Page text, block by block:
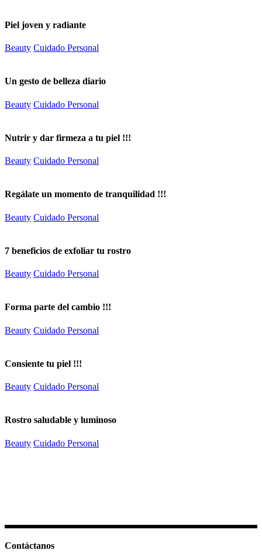
Piel joven y radiante
Beauty Cuidado Personal
Un gesto de belleza diario
Beauty Cuidado Personal
Nutrir y dar firmeza a tu piel !!!
Beauty Cuidado Personal
Regálate un momento de tranquilidad !!!
Beauty Cuidado Personal
7 beneficios de exfoliar tu rostro
Beauty Cuidado Personal
Forma parte del cambio !!!
Beauty Cuidado Personal
Consiente tu piel !!!
Beauty Cuidado Personal
Rostro saludable y luminoso
Beauty Cuidado Personal
Contáctanos